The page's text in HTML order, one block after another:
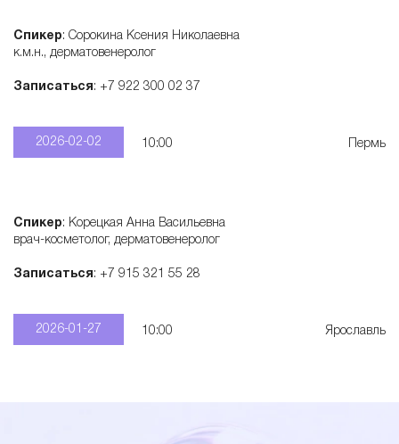
Спикер: Сорокина Ксения Николаевна
к.м.н., дерматовенеролог
Записаться: +7 922 300 02 37
2026-02-02 10:00 Пермь
Спикер: Корецкая Анна Васильевна
врач-косметолог, дерматовенеролог
Записаться: +7 915 321 55 28
2026-01-27 10:00 Ярославль